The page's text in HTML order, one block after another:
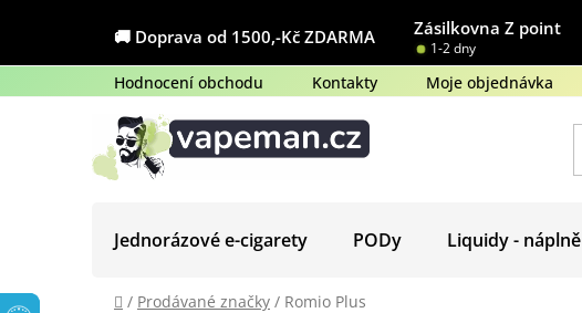
obsah
🚚 Doprava od 1500,-Kč ZDARMA Zásilkovna Z point
1-2 dny
Hodnocení obchodu Kontakty Moje objednávka
Jednorázové e-cigarety PODy Liquidy - náplně
Domů
/ Prodávané značky / Romio Plus